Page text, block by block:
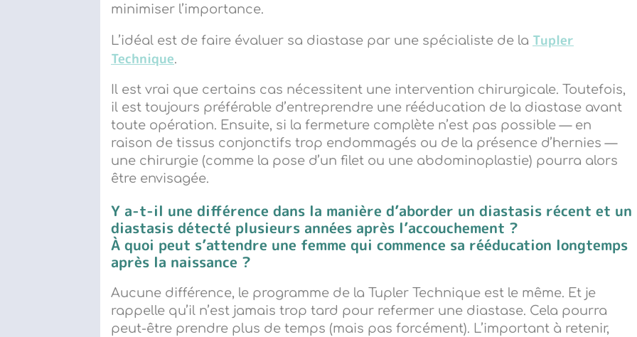
minimiser l’importance.
L’idéal est de faire évaluer sa diastase par une spécialiste de la Tupler
Technique.
Il est vrai que certains cas nécessitent une intervention chirurgicale. Toutefois,
il est toujours préférable d’entreprendre une rééducation de la diastase avant
toute opération. Ensuite, si la fermeture complète n’est pas possible — en
raison de tissus conjonctifs trop endommagés ou de la présence d’hernies —
une chirurgie (comme la pose d’un filet ou une abdominoplastie) pourra alors
être envisagée.
Y a-t-il une différence dans la manière d’aborder un diastasis récent et un
diastasis détecté plusieurs années après l’accouchement ?
À quoi peut s’attendre une femme qui commence sa rééducation longtemps
après la naissance ?
Aucune différence, le programme de la Tupler Technique est le même. Et je
rappelle qu’il n’est jamais trop tard pour refermer une diastase. Cela pourra
peut-être prendre plus de temps (mais pas forcément). L’important à retenir,